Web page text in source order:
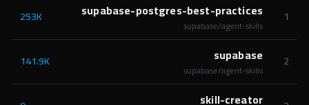
1
supabase-postgres-best-practices
supabase/agent-skills
253K
2
supabase
supabase/agent-skills
141.9K
skill-creator